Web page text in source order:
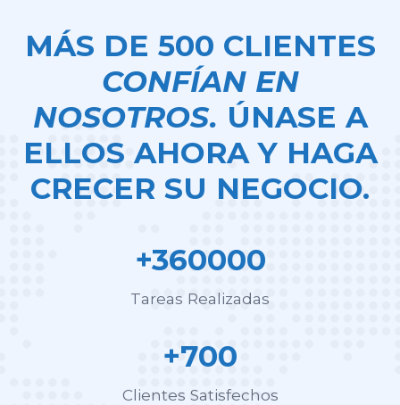
MÁS DE 500 CLIENTES
CONFÍAN EN
NOSOTROS. ÚNASE A
ELLOS AHORA Y HAGA
CRECER SU NEGOCIO.
+360000
Tareas Realizadas
+700
Clientes Satisfechos